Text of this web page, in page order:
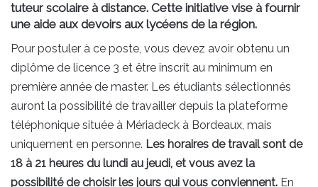
tuteur scolaire à distance. Cette initiative vise à fournir
une aide aux devoirs aux lycéens de la région.
Pour postuler à ce poste, vous devez avoir obtenu un
diplôme de licence 3 et être inscrit au minimum en
première année de master. Les étudiants sélectionnés
auront la possibilité de travailler depuis la plateforme
téléphonique située à Mériadeck à Bordeaux, mais
uniquement en personne. Les horaires de travail sont de
18 à 21 heures du lundi au jeudi, et vous avez la
possibilité de choisir les jours qui vous conviennent. En